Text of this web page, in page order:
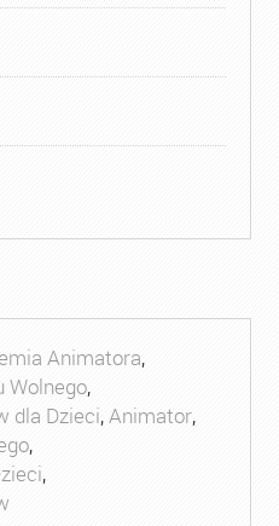
Animatora,
Wolnego,
dla Dzieci,Animator,
,
,